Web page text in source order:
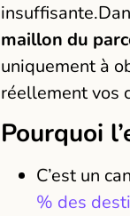
maillon du
uniquement à
réellement vos
Pourquoi
C’est un
% des